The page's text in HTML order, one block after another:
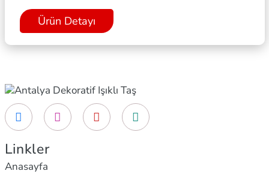
Ürün Detayı
Linkler
Anasayfa